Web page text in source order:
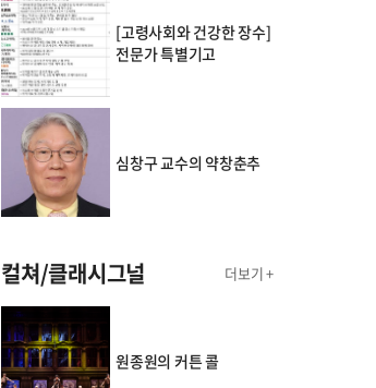
[고령사회와 건강한 장수]
전문가 특별기고
심창구 교수의 약창춘추
컬쳐/클래시그널 더보기 +
원종원의 커튼 콜